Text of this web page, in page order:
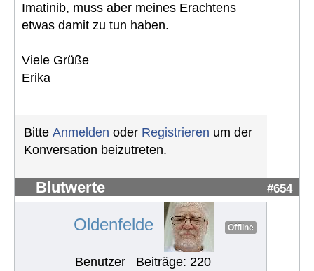
Imatinib, muss aber meines Erachtens
etwas damit zu tun haben.
Viele Grüße
Erika
Bitte Anmelden oder Registrieren um der
Konversation beizutreten.
Blutwerte #654
Oldenfelde Offline
Benutzer Beiträge: 220